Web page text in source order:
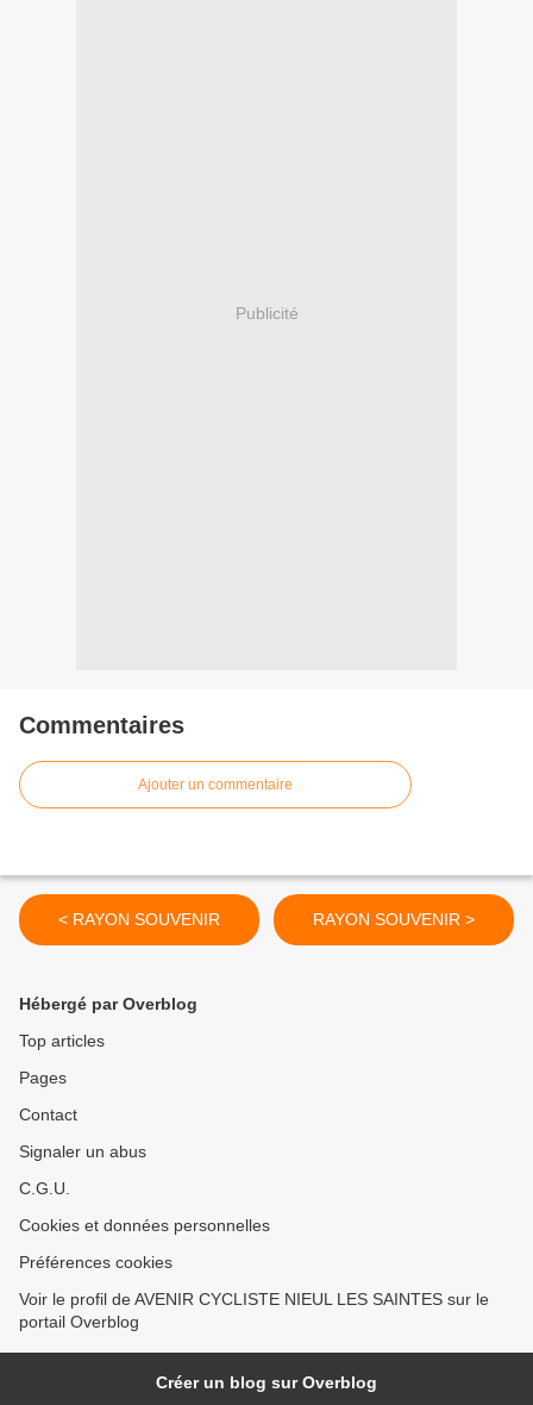
Publicité
Commentaires
Ajouter un commentaire
< RAYON SOUVENIR RAYON SOUVENIR >
Hébergé par Overblog
Top articles
Pages
Contact
Signaler un abus
C.G.U.
Cookies et données personnelles
Préférences cookies
Voir le profil de AVENIR CYCLISTE NIEUL LES SAINTES sur le
portail Overblog
Créer un blog sur Overblog